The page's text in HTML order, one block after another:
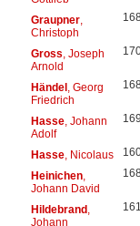
Graupner,
Christoph
Gross , Joseph
Arnold
Händel, Georg
Friedrich
Hasse, Johann
Adolf
Hasse, Nicolaus
Heinichen,
Johann David
Hildebrand,
Johann